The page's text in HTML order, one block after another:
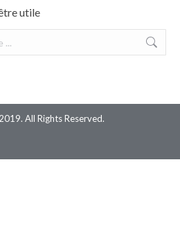
utile
All Rights Reserved.